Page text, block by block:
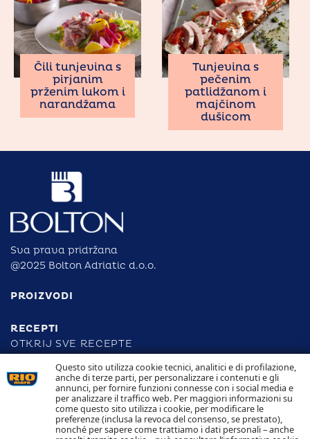
Questo sito utilizza cookie tecnici, analitici e di profilazione,
anche di terze parti, per personalizzare i contenuti e gli
annunci, per fornire funzioni connesse con i social media e
per analizzare il traffico web. Per maggiori informazioni su
come questo sito utilizza i cookie, per modificare le
preferenze (inclusa la revoca del consenso, se prestato),
nonché per sapere come trattiamo i dati personali – anche
Čili tunjevina s
pirjanim
prženim lukom i
narandžama
Tunjevina s
pečenim
patlidžanom i
majčinom
dušicom
Sva prava pridržana
@2025 Bolton Adriatic d.o.o.
PROIZVODI
RECEPTI
OTKRIJ SVE RECEPTE
ODGOVORNOST
SLJEDIVOST
KONTAKTIRAJTE NAS
POLITIKA KOLAČIĆA POLITIKA PRIVATNOSTI